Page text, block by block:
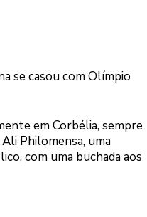
se casou com Olímpio
em Corbélia, sempre
Philomensa, uma
com uma buchada aos